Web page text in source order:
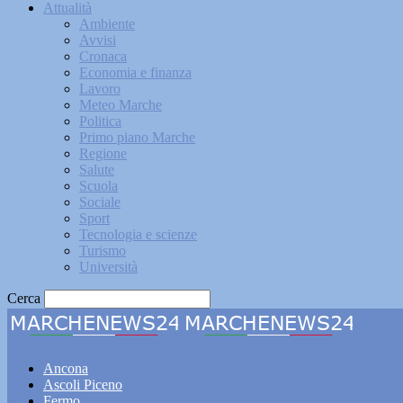
Attualità
Ambiente
Avvisi
Cronaca
Economia e finanza
Lavoro
Meteo Marche
Politica
Primo piano Marche
Regione
Salute
Scuola
Sociale
Sport
Tecnologia e scienze
Turismo
Università
Cerca
Ancona
Ascoli Piceno